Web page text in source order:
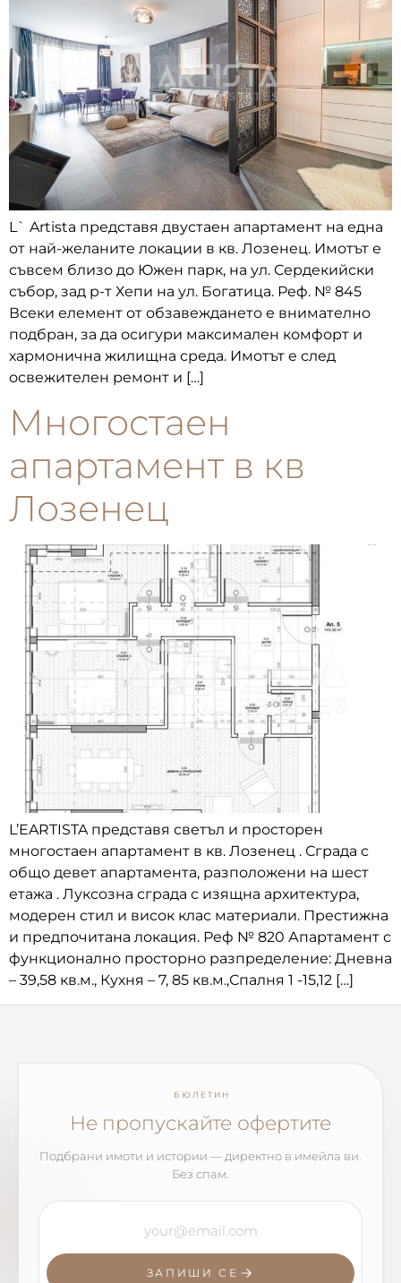
L` Artista представя двустаен апартамент на една
от най-желаните локации в кв. Лозенец. Имотът е
съвсем близо до Южен парк, на ул. Сердекийски
събор, зад р-т Хепи на ул. Богатица. Реф. № 845
Всеки елемент от обзавеждането е внимателно
подбран, за да осигури максимален комфорт и
хармонична жилищна среда. Имотът е след
освежителен ремонт и […]
Многостаен
апартамент в кв
Лозенец
L’EARTISTA представя светъл и просторен
многостаен апартамент в кв. Лозенец . Сграда с
общо девет апартамента, разположени на шест
етажа . Луксозна сграда с изящна архитектура,
модерен стил и висок клас материали. Престижна
и предпочитана локация. Реф № 820 Апартамент с
функционално просторно разпределение: Дневна
– 39,58 кв.м., Кухня – 7, 85 кв.м.,Спалня 1 -15,12 […]
БЮЛЕТИН
Не пропускайте офертите
Подбрани имоти и истории — директно в имейла ви.
Без спам.
ЗАПИШИ СЕ